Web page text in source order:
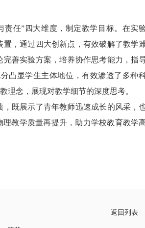
任”四大维度，制定教学目标。在实
置，通过四大创新点，有效破解了教学
善实验方案，培养协作思考能力，指
凸显学生主体地位，有效渗透了多种
理念，展现对教学细节的深度思考。
既展示了青年教师迅速成长的风采，
教学质量再提升，助力学校教育教学
返回列表